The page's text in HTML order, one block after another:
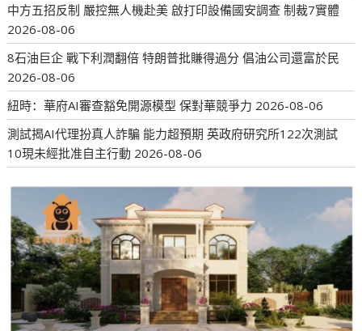
中方五招反制 嚴控無人機赴美 啟打印設備國安調查 制裁7實體
2026-08-06
8石油巨企 戰下利潤翻倍 特朗普批賺得過分 倡油公司還富於民
2026-08-06
紐時：華府AI審查豁免開源模型 保對華競爭力 2026-08-06
測試揭AI代理扮真人詐騙 能力超預期 英政府研究所122次測試
10現未經批准自主行動 2026-08-06